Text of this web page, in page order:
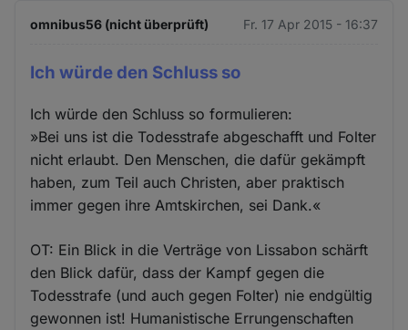
omnibus56 (nicht überprüft) Fr. 17 Apr 2015 - 16:37
Ich würde den Schluss so
Ich würde den Schluss so formulieren:
»Bei uns ist die Todesstrafe abgeschafft und Folter
nicht erlaubt. Den Menschen, die dafür gekämpft
haben, zum Teil auch Christen, aber praktisch
immer gegen ihre Amtskirchen, sei Dank.«
OT: Ein Blick in die Verträge von Lissabon schärft
den Blick dafür, dass der Kampf gegen die
Todesstrafe (und auch gegen Folter) nie endgültig
gewonnen ist! Humanistische Errungenschaften